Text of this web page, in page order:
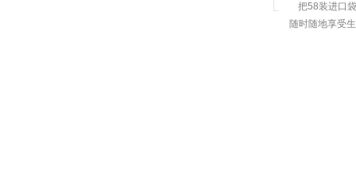
把58装进口袋
随时随地享受